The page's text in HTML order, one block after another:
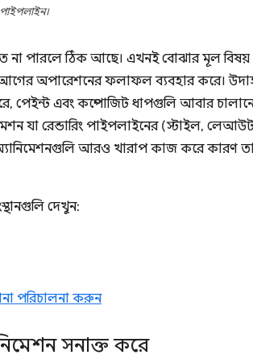
পাইপলাইন।
না পারলে ঠিক আছে। এখনই বোঝার মূল বিষয়
আগের অপারেশনের ফলাফল ব্যবহার করে।
এবং কম্পোজিট ধাপগুলি আবার
যা রেন্ডারিং পাইপলাইনের (স্টাইল,
আরও খারাপ কাজ করে কারণ
দেখুন:
পরিচালনা করুন
সনাক্ত করে